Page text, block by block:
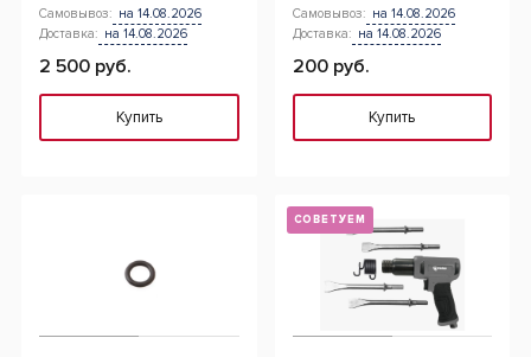
Самовывоз: на 14.08.2026
Доставка: на 14.08.2026
2 500 руб.
Купить
Самовывоз: на 14.08.2026
Доставка: на 14.08.2026
200 руб.
Купить
СОВЕТУЕМ